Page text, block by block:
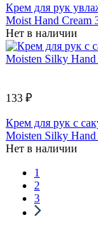
Крем для рук
Moist Hand Cream
Нет в наличии
133 ₽
Крем для рук с
Moisten Silky
Нет в наличии
1
2
3